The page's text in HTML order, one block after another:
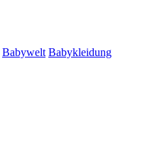
Babywelt Babykleidung